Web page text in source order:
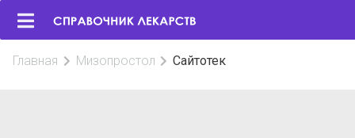
Главная Мизопростол Сайтотек